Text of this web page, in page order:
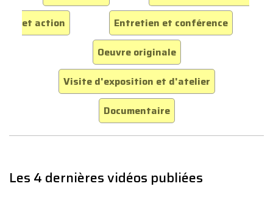
et action
Entretien et conférence
Oeuvre originale
Visite d'exposition et d'atelier
Documentaire
Les 4 dernières vidéos publiées